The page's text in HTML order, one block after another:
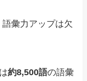
彙力アップは欠
約8,500語の語彙